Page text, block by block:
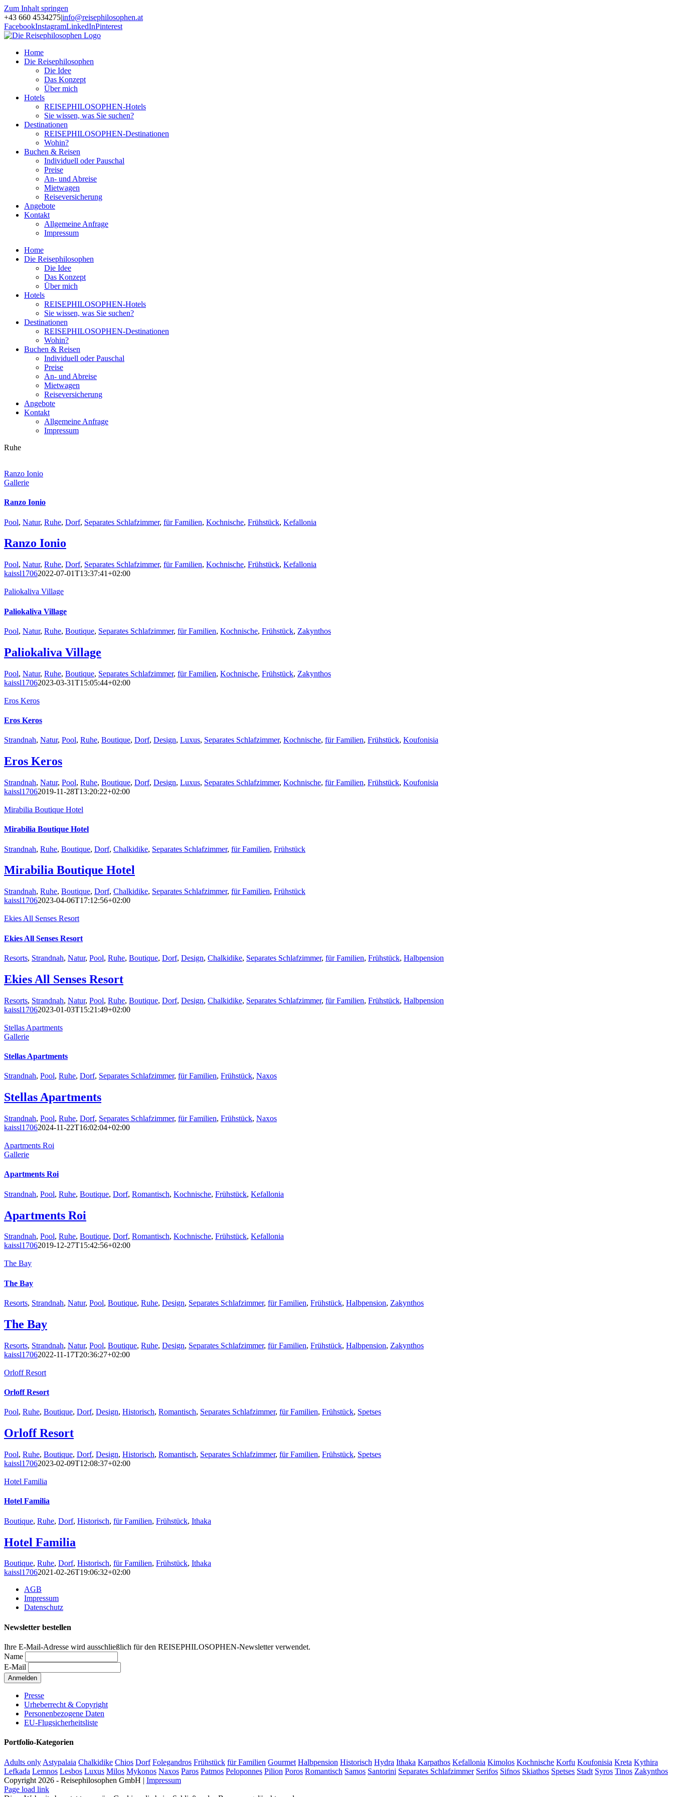
Zum Inhalt springen
+43 660 4534275|info@reisephilosophen.at
FacebookInstagramLinkedInPinterest
Home
Die Reisephilosophen
Die Idee
Das Konzept
Über mich
Hotels
REISEPHILOSOPHEN-Hotels
Sie wissen, was Sie suchen?
Destinationen
REISEPHILOSOPHEN-Destinationen
Wohin?
Buchen & Reisen
Individuell oder Pauschal
Preise
An- und Abreise
Mietwagen
Reiseversicherung
Angebote
Kontakt
Allgemeine Anfrage
Impressum
Home
Die Reisephilosophen
Die Idee
Das Konzept
Über mich
Hotels
REISEPHILOSOPHEN-Hotels
Sie wissen, was Sie suchen?
Destinationen
REISEPHILOSOPHEN-Destinationen
Wohin?
Buchen & Reisen
Individuell oder Pauschal
Preise
An- und Abreise
Mietwagen
Reiseversicherung
Angebote
Kontakt
Allgemeine Anfrage
Impressum
Ruhe
Ranzo Ionio
Gallerie
Ranzo Ionio
Pool, Natur, Ruhe, Dorf, Separates Schlafzimmer, für Familien, Kochnische, Frühstück, Kefallonia
Ranzo Ionio
Pool, Natur, Ruhe, Dorf, Separates Schlafzimmer, für Familien, Kochnische, Frühstück, Kefallonia
kaissl17062022-07-01T13:37:41+02:00
Paliokaliva Village
Paliokaliva Village
Pool, Natur, Ruhe, Boutique, Separates Schlafzimmer, für Familien, Kochnische, Frühstück, Zakynthos
Paliokaliva Village
Pool, Natur, Ruhe, Boutique, Separates Schlafzimmer, für Familien, Kochnische, Frühstück, Zakynthos
kaissl17062023-03-31T15:05:44+02:00
Eros Keros
Eros Keros
Strandnah, Natur, Pool, Ruhe, Boutique, Dorf, Design, Luxus, Separates Schlafzimmer, Kochnische, für Familien, Frühstück, Koufonisia
Eros Keros
Strandnah, Natur, Pool, Ruhe, Boutique, Dorf, Design, Luxus, Separates Schlafzimmer, Kochnische, für Familien, Frühstück, Koufonisia
kaissl17062019-11-28T13:20:22+02:00
Mirabilia Boutique Hotel
Mirabilia Boutique Hotel
Strandnah, Ruhe, Boutique, Dorf, Chalkidike, Separates Schlafzimmer, für Familien, Frühstück
Mirabilia Boutique Hotel
Strandnah, Ruhe, Boutique, Dorf, Chalkidike, Separates Schlafzimmer, für Familien, Frühstück
kaissl17062023-04-06T17:12:56+02:00
Ekies All Senses Resort
Ekies All Senses Resort
Resorts, Strandnah, Natur, Pool, Ruhe, Boutique, Dorf, Design, Chalkidike, Separates Schlafzimmer, für Familien, Frühstück, Halbpension
Ekies All Senses Resort
Resorts, Strandnah, Natur, Pool, Ruhe, Boutique, Dorf, Design, Chalkidike, Separates Schlafzimmer, für Familien, Frühstück, Halbpension
kaissl17062023-01-03T15:21:49+02:00
Stellas Apartments
Gallerie
Stellas Apartments
Strandnah, Pool, Ruhe, Dorf, Separates Schlafzimmer, für Familien, Frühstück, Naxos
Stellas Apartments
Strandnah, Pool, Ruhe, Dorf, Separates Schlafzimmer, für Familien, Frühstück, Naxos
kaissl17062024-11-22T16:02:04+02:00
Apartments Roi
Gallerie
Apartments Roi
Strandnah, Pool, Ruhe, Boutique, Dorf, Romantisch, Kochnische, Frühstück, Kefallonia
Apartments Roi
Strandnah, Pool, Ruhe, Boutique, Dorf, Romantisch, Kochnische, Frühstück, Kefallonia
kaissl17062019-12-27T15:42:56+02:00
The Bay
The Bay
Resorts, Strandnah, Natur, Pool, Boutique, Ruhe, Design, Separates Schlafzimmer, für Familien, Frühstück, Halbpension, Zakynthos
The Bay
Resorts, Strandnah, Natur, Pool, Boutique, Ruhe, Design, Separates Schlafzimmer, für Familien, Frühstück, Halbpension, Zakynthos
kaissl17062022-11-17T20:36:27+02:00
Orloff Resort
Orloff Resort
Pool, Ruhe, Boutique, Dorf, Design, Historisch, Romantisch, Separates Schlafzimmer, für Familien, Frühstück, Spetses
Orloff Resort
Pool, Ruhe, Boutique, Dorf, Design, Historisch, Romantisch, Separates Schlafzimmer, für Familien, Frühstück, Spetses
kaissl17062023-02-09T12:08:37+02:00
Hotel Familia
Hotel Familia
Boutique, Ruhe, Dorf, Historisch, für Familien, Frühstück, Ithaka
Hotel Familia
Boutique, Ruhe, Dorf, Historisch, für Familien, Frühstück, Ithaka
kaissl17062021-02-26T19:06:32+02:00
AGB
Impressum
Datenschutz
Newsletter bestellen
Ihre E-Mail-Adresse wird ausschließlich für den REISEPHILOSOPHEN-Newsletter verwendet.
Name
E-Mail
Presse
Urheberrecht & Copyright
Personenbezogene Daten
EU-Flugsicherheitsliste
Portfolio-Kategorien
Adults only Astypalaia Chalkidike Chios Dorf Folegandros Frühstück für Familien Gourmet Halbpension Historisch Hydra Ithaka Karpathos Kefallonia Kimolos Kochnische Korfu Koufonisia Kreta Kythira
Lefkada Lemnos Lesbos Luxus Milos Mykonos Naxos Paros Patmos Peloponnes Pilion Poros Romantisch Samos Santorini Separates Schlafzimmer Serifos Sifnos Skiathos Spetses Stadt Syros Tinos Zakynthos
Copyright 2026 - Reisephilosophen GmbH | Impressum
Page load link